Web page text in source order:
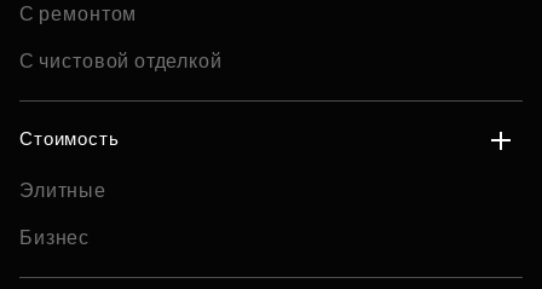
С ремонтом
С чистовой отделкой
Стоимость
Элитные
Бизнес